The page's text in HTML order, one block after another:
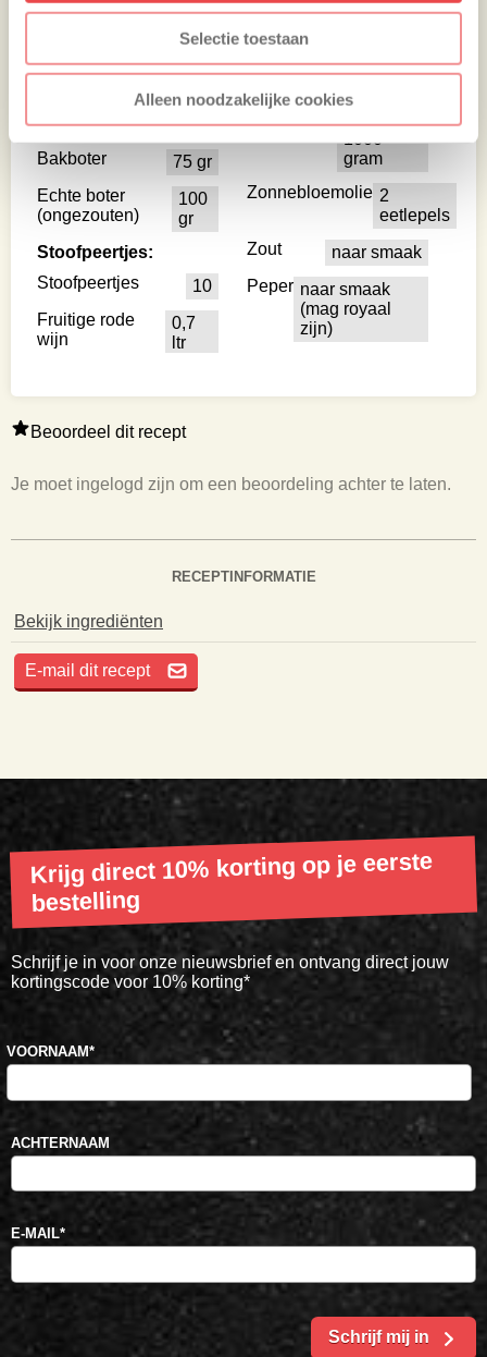
Selectie toestaan
Alleen noodzakelijke cookies
Beoordeel dit recept
Je moet ingelogd zijn om een beoordeling achter te laten.
RECEPTINFORMATIE
Bekijk ingrediënten
E-mail dit recept
Knoflook
1 teentje
1 takje
Tawny port
0,7 liter
Bakboter
75 gr
Echte boter
(ongezouten)
100
gr
Stoofpeertjes:
Stoofpeertjes
10
Fruitige rode
wijn
0,7
ltr
Steranijs
Suiker
200 gram
Hertenhaasmedaillions
1000
gram
Zonnebloemolie 2
eetlepels
Zout
naar smaak
Peper naar smaak
(mag royaal
zijn)
Krijg direct 10% korting op je eerste
bestelling
Schrijf je in voor onze nieuwsbrief en ontvang direct jouw
kortingscode voor 10% korting*
VOORNAAM*
ACHTERNAAM
E-MAIL*
Schrijf mij in